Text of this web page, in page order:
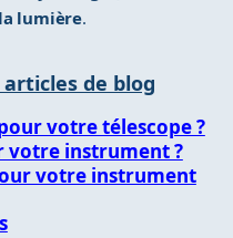
lumière.
de blog
votre télescope ?
votre instrument ?
votre instrument